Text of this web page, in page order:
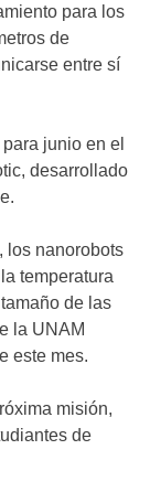
para los
de
entre sí
junio en el
desarrollado
los nanorobots
temperatura
de las
la UNAM
este mes.
misión,
de